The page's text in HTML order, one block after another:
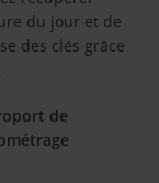
du jour et de
des clés grâce
de